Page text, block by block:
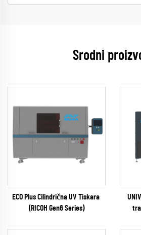
Srodni
ECO Plus Cilindrična UV Tiskara
(RICOH Gen6 Series)